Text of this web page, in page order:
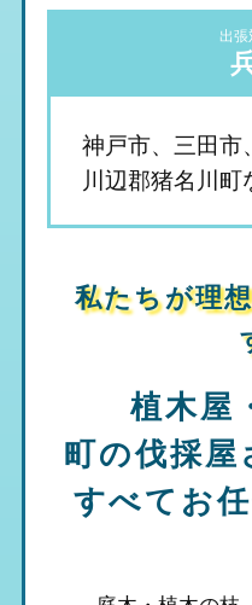
出張
神戸市、三田市
川辺郡猪名川
私たちが理
植木屋
町の伐採
すべてお